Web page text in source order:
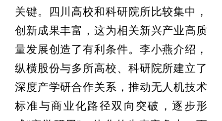
关键。四川高校和科研院所比较集中，
创新成果丰富，这为相关新兴产业高质
量发展创造了有利条件。李小燕介绍，
纵横股份与多所高校、科研院所建立了
深度产学研合作关系，推动无人机技术
标准与商业化路径双向突破，逐步形